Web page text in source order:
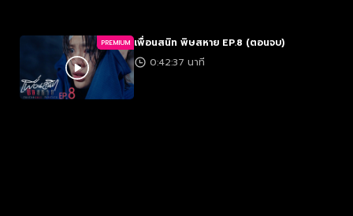
PREMIUM เพื่อนสนิท พิษสหาย EP.8 (ตอนจบ)
0:42:37 นาที